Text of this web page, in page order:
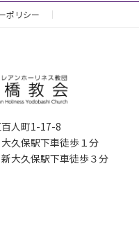
ポリシー
人町1-17-8
久保駅下車徒歩１分
大久保駅下車徒歩３分